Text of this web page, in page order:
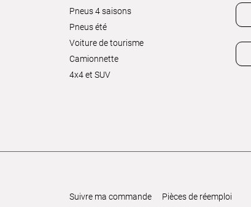
Pneus 4 saisons
Pneus été
Voiture de tourisme
Camionnette
4x4 et SUV
Suivre ma commande
Pièces de réemploi